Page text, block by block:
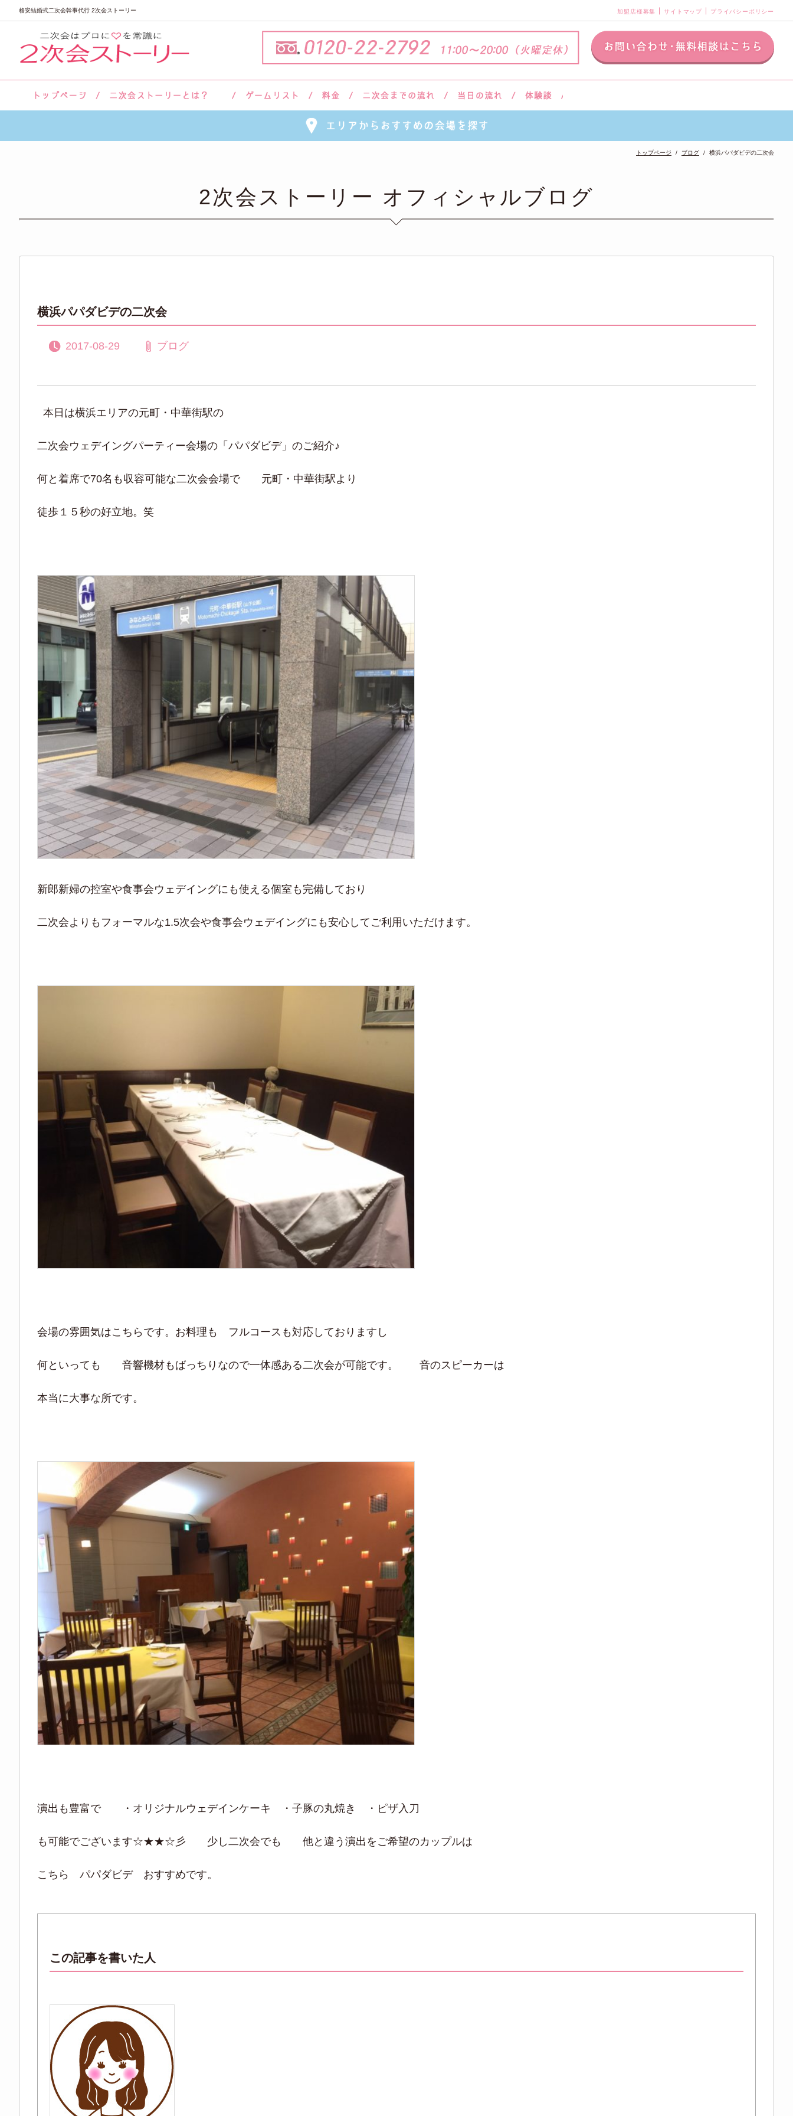
格安結婚式二次会幹事代行 2次会ストーリー 加盟店様募集 サイトマップ プライバシーポリシー
トップページ ブログ 横浜パパダビデの二次会
2次会ストーリー オフィシャルブログ
横浜パパダビデの二次会
2017-08-29 ブログ
本日は横浜エリアの元町・中華街駅の
二次会ウェデイングパーティー会場の「パパダビデ」のご紹介♪
何と着席で70名も収容可能な二次会会場で 元町・中華街駅より
徒歩１５秒の好立地。笑
新郎新婦の控室や食事会ウェデイングにも使える個室も完備しており
二次会よりもフォーマルな1.5次会や食事会ウェデイングにも安心してご利用いただけます。
会場の雰囲気はこちらです。お料理も フルコースも対応しておりますし
何といっても 音響機材もばっちりなので一体感ある二次会が可能です。 音のスピーカーは
本当に大事な所です。
演出も豊富で ・オリジナルウェデインケーキ ・子豚の丸焼き ・ピザ入刀
も可能でございます☆★★☆彡 少し二次会でも 他と違う演出をご希望のカップルは
こちら パパダビデ おすすめです。
この記事を書いた人